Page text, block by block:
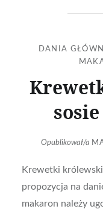
DANIA
Opublikował/a
Krewetki
propozycja na
makaron należy